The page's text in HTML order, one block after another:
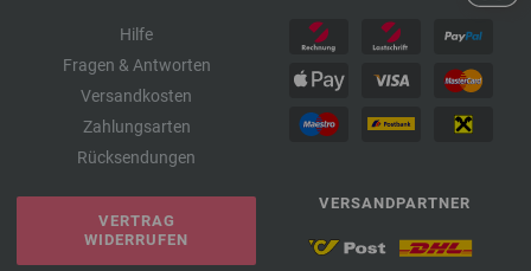
Hilfe
Fragen & Antworten
Versandkosten
Zahlungsarten
Rücksendungen
VERTRAG
WIDERRUFEN
VERSANDPARTNER